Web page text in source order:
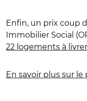
Enfin, un prix coup
Immobilier Social
22 logements à
En savoir plus sur le